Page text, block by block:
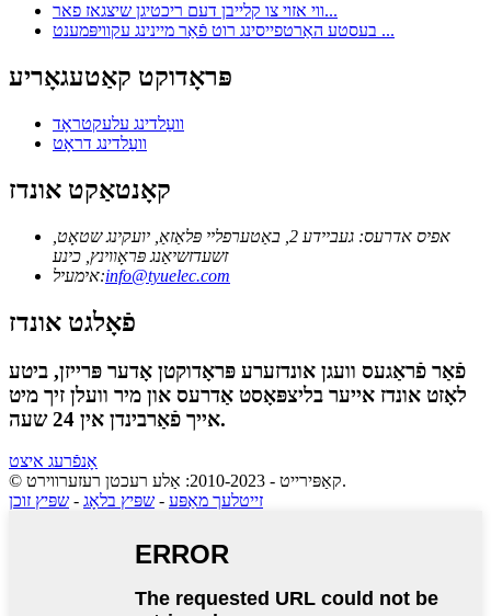
ווי אזוי צו קלייבן דעם ריכטיגן שיצגאז פאר...
בעסטע האַרטפייסינג רוט פֿאַר מיינינג עקוויפּמענט ...
פּראָדוקט קאַטעגאָריע
וועַלדינג עלעקטראָד
וועַלדינג דראָט
קאָנטאַקט אונדז
אפיס אדרעס: געביידע 2, באַטערפליי פּלאַזאַ, יועקינג שטאָט,
זשעדזשיאַנג פּראָווינץ, כינע
אימעיל:info@tyuelec.com
פֿאָלגט אונדז
פֿאַר פֿראַגעס וועגן אונדזערע פּראָדוקטן אָדער פּרייזן, ביטע
לאָזט אונדז אייער בליצפּאָסט אַדרעס און מיר וועלן זיך מיט
אייך פֿאַרבינדן אין 24 שעה.
אָנפֿרעג איצט
© קאַפּירייט - 2010-2023: אַלע רעכטן רעזערווירט.
זייטלעך מאַפּע - שפּיץ בלאָג - שפּיץ זוכן